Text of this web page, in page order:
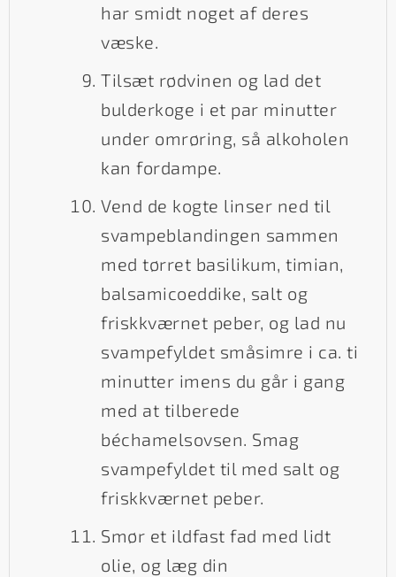
har smidt noget af deres
væske.
Tilsæt rødvinen og lad det
bulderkoge i et par minutter
under omrøring, så alkoholen
kan fordampe.
Vend de kogte linser ned til
svampeblandingen sammen
med tørret basilikum, timian,
balsamicoeddike, salt og
friskkværnet peber, og lad nu
svampefyldet småsimre i ca. ti
minutter imens du går i gang
med at tilberede
béchamelsovsen. Smag
svampefyldet til med salt og
friskkværnet peber.
Smør et ildfast fad med lidt
olie, og læg din